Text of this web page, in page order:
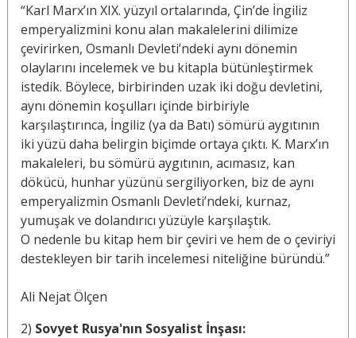
“Karl Marx’ın XIX. yüzyıl ortalarında, Çin’de İngiliz
emperyalizmini konu alan makalelerini dilimize
çevirirken, Osmanlı Devleti’ndeki aynı dönemin
olaylarını incelemek ve bu kitapla bütünleştirmek
istedik. Böylece, birbirinden uzak iki doğu devletini,
aynı dönemin koşulları içinde birbiriyle
karşılaştırınca, İngiliz (ya da Batı) sömürü aygıtının
iki yüzü daha belirgin biçimde ortaya çıktı. K. Marx’ın
makaleleri, bu sömürü aygıtının, acımasız, kan
dökücü, hunhar yüzünü sergiliyorken, biz de aynı
emperyalizmin Osmanlı Devleti’ndeki, kurnaz,
yumuşak ve dolandırıcı yüzüyle karşılaştık.
O nedenle bu kitap hem bir çeviri ve hem de o çeviriyi
destekleyen bir tarih incelemesi niteliğine büründü.”
Ali Nejat Ölçen
2) Sovyet Rusya'nın Sosyalist İnşası: